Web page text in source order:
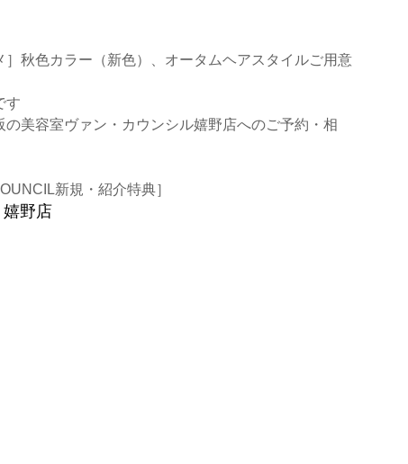
秋色カラー（新色）、オータムヘアスタイルご用意
す
美容室ヴァン・カウンシル嬉野店へのご予約・相
新規・紹介特典］